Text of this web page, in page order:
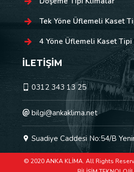
Tek Yöne Üflemeli Kaset
4 Yöne Üflemeli Kaset
İLETİŞİM
0312 343 13 25
bilgi@ankaklima.net
Suadiye Caddesi No:54/B
© 2020 ANKA KLİMA. All Rights